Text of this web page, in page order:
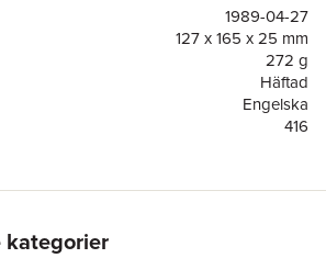
behind Adam Smith's doctrine of the
development.
1989-04-27
127 x 165 x 25 mm
272 g
Häftad
Engelska
416